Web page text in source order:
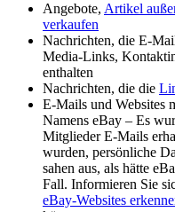
Angebote, Artikel
verkaufen
Nachrichten, die E-
Media-Links,
enthalten
Nachrichten, die die
E-Mails und Websites
Namens eBay – Es
Mitglieder E-Mails
wurden, persönliche
sahen aus, als hätte
Fall. Informieren Sie
eBay-Websites